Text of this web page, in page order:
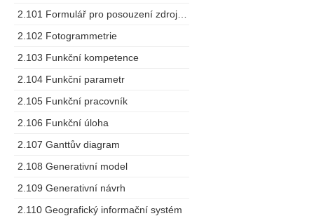
2.102 Fotogrammetrie
2.103 Funkční kompetence
2.104 Funkční parametr
2.105 Funkční pracovník
2.106 Funkční úloha
2.107 Ganttův diagram
2.108 Generativní model
2.109 Generativní návrh
2.110 Geografický informační systém